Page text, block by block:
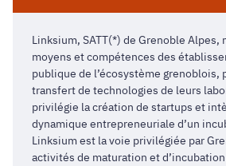
Linksium, SATT(*) de Grenoble Alpes,
moyens et compétences des
publique de l’écosystème grenoblois,
transfert de technologies de leurs
privilégie la création de startups et
dynamique entrepreneuriale d’un
Linksium est la voie privilégiée par
activités de maturation et